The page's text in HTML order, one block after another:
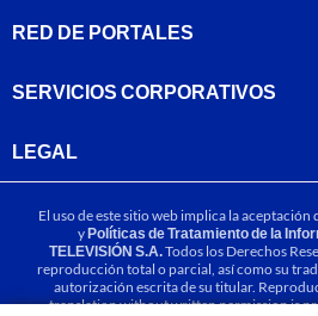
RED DE PORTALES
SERVICIOS CORPORATIVOS
LEGAL
El uso de este sitio web implica la aceptación
yPolíticas de Tratamiento de la
TELEVISIÓN S.A.Todos los Derechos
reproducción total o parcial, así como su
autorización escrita de su titular.
translation without written permission is